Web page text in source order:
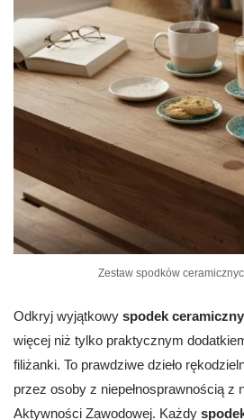
Zestaw spodków
Odkryj wyjątkowy spodek ceramiczny
więcej niż tylko praktycznym
filiżanki. To prawdziwe dzieło
przez osoby z niepełnosprawnością z
Aktywności Zawodowej. Każdy